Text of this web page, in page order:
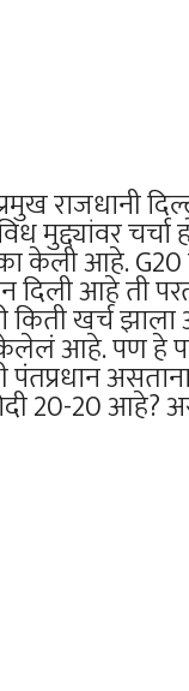
राजधानी
मुद्द्यांवर
केली आहे. G20
आहे ती
खर्च
केलेलं आहे. पण हे
20-20 आहे?